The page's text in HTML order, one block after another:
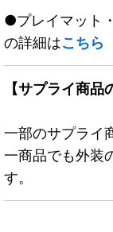
●プレイマット
の詳細はこちら
【サプライ商品
一部のサプライ
一商品でも外装
す。